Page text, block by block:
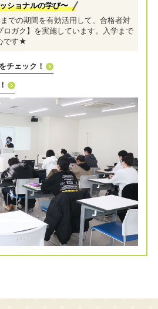
ショナルの学び〜
での期間を有効活用して、合格者対
ロガク】を実施しています。入学まで
です★
チェック！